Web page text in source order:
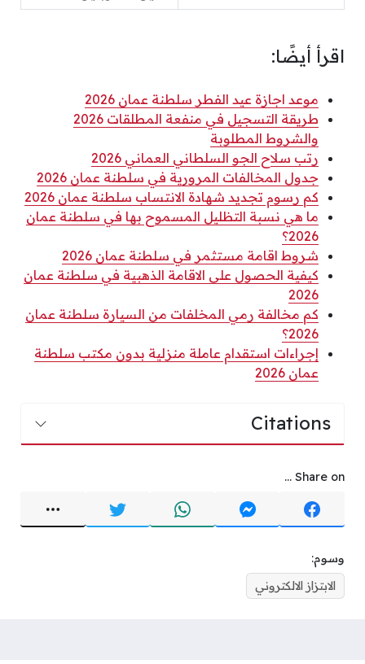
اقرأ أيضًا:
موعد اجازة عيد الفطر سلطنة عمان 2026
طريقة التسجيل في منفعة المطلقات 2026
والشروط المطلوبة
رتب سلاح الجو السلطاني العماني 2026
جدول المخالفات المرورية في سلطنة عمان 2026
كم رسوم تجديد شهادة الانتساب سلطنة عمان 2026
ما هي نسبة التظليل المسموح بها في سلطنة عمان
2026؟
شروط اقامة مستثمر في سلطنة عمان 2026
كيفية الحصول على الاقامة الذهبية في سلطنة عمان
2026
كم مخالفة رمي المخلفات من السيارة سلطنة عمان
2026؟
إجراءات استقدام عاملة منزلية بدون مكتب سلطنة
عمان 2026
Citations
Share on ...
وسوم:
الابتزاز الالكتروني